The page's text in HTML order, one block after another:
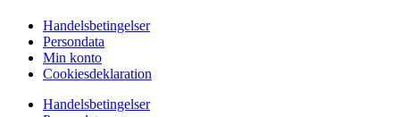
Handelsbetingelser
Persondata
Min konto
Cookiesdeklaration
Handelsbetingelser